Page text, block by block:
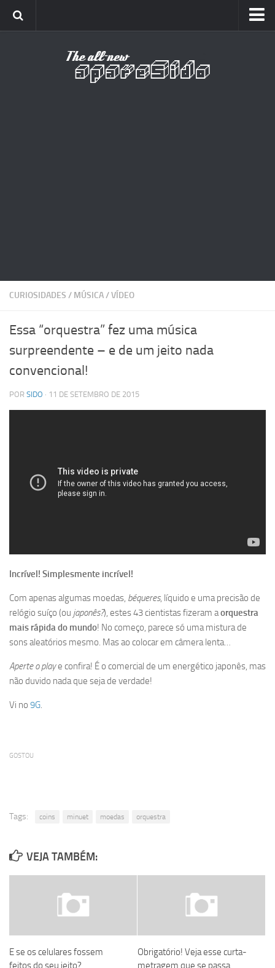
CURIOSIDADES / MÚSICA/VÍDEO
Essa “orquestra” fez uma música
surpreendente – e de um jeito nada
convencional!
POR SIDO · 11 DE SETEMBRO DE 2015
Incrível! Simplesmente incrível!
Com apenas algumas moedas, béqueres, líquido e uma precisão de
relógio suíço (ou japonês?), estes 43 cientistas fizeram aorquestra
mais rápida do mundo! No começo, parece só uma mistura de
sons aleatórios mesmo. Mas ao colocar em câmera lenta…
Aperte o playe confira! É o comercial de um energético japonês, mas
não duvido nada que seja de verdade!
Vi no 9G.
GOSTOU
Tags: coins minuet moedas orquestra
VEJA TAMBÉM:
E se os celulares fossem
feitos do seu jeito?
Obrigatório! Veja esse curta-
metragem que se passa